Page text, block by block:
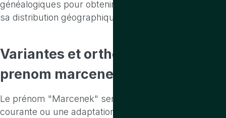
généalogiques pour obtenir plus d'informations sur
sa distribution géographique.
Variantes et orthographes
prenom marcenek
Le prénom "Marcenek" semble être une variante peu
courante ou une adaptation d'un prénom plus connu.